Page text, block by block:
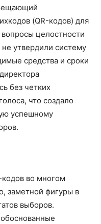
(QR-кодов) для
целостности
утвердили систему
средства и сроки
без четких
что создало
успешному
во многом
заметной фигуры в
выборов.